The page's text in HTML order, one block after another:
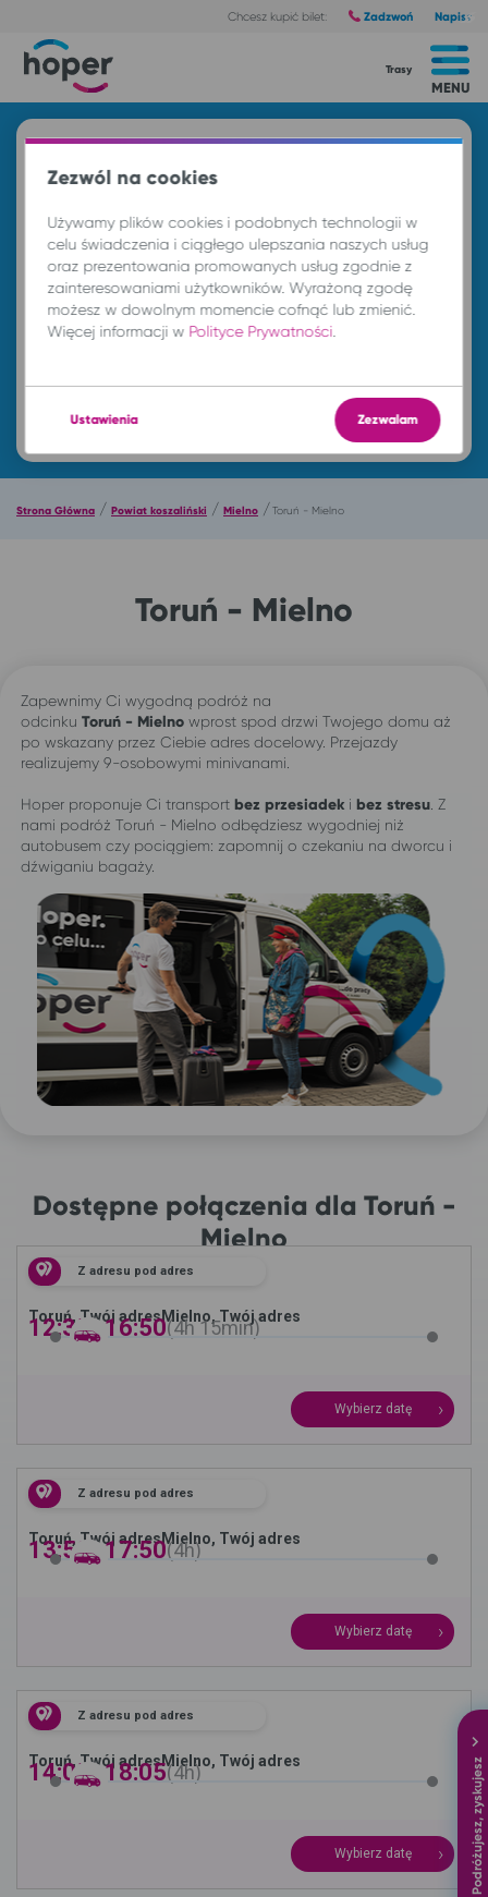
Chcesz kupić bilet: Zadzwoń Napisz
MENU
Trasy
DO
pt. 7 sie.
Znajdź przejazd
Podróżujesz, zyskujesz
Strona Główna / Powiat koszaliński / Mielno /Toruń - Mielno
Toruń - Mielno
Zapewnimy Ci wygodną podróż na
odcinku Toruń - Mielno wprost spod drzwi Twojego domu aż
po wskazany przez Ciebie adres docelowy. Przejazdy
realizujemy 9-osobowymi minivanami.
Hoper proponuje Ci transport bez przesiadek i bez stresu . Z
nami podróż Toruń - Mielno odbędziesz wygodniej niż
autobusem czy pociągiem: zapomnij o czekaniu na dworcu i
dźwiganiu bagaży.
Dostępne połączenia dla Toruń -
Mielno
Z adresu pod adres
Toruń, Twój adresMielno, Twój adres
12:35 -16:50 4h15min
Wybierz datę
Z adresu pod adres
Toruń, Twój adresMielno, Twój adres
13:50 -17:50 4h
Wybierz datę
Z adresu pod adres
Toruń, Twój adresMielno, Twój adres
14:05 -18:05 4h
Wybierz datę
Zezwól na cookies
Używamy plików cookies i podobnych technologii w
celu świadczenia i ciągłego ulepszania naszych usług
oraz prezentowania promowanych usług zgodnie z
zainteresowaniami użytkowników. Wyrażoną zgodę
możesz w dowolnym momencie cofnąć lub zmienić.
Więcej informacji w Polityce Prywatności
Ustawienia Zezwalam